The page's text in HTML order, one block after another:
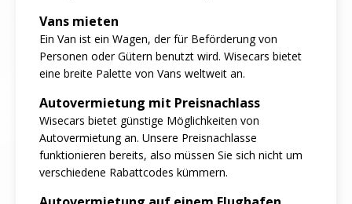
Vans mieten
Ein Van ist ein Wagen, der für Beförderung von
Personen oder Gütern benutzt wird. Wisecars bietet
eine breite Palette von Vans weltweit an.
Autovermietung mit Preisnachlass
Wisecars bietet günstige Möglichkeiten von
Autovermietung an. Unsere Preisnachlasse
funktionieren bereits, also müssen Sie sich nicht um
verschiedene Rabattcodes kümmern.